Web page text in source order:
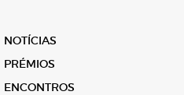
NOTÍCIAS
PRÉMIOS
ENCONTROS